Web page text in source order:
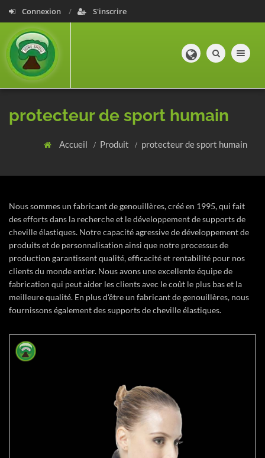
Connexion S'inscrire
Toggle
protecteur de sport humain
Accueil Produit protecteur de sport humain
Nous sommes un fabricant de genouillères, créé en 1995, qui fait
des efforts dans la recherche et le développement de supports de
cheville élastiques. Notre capacité agressive de développement de
produits et de personnalisation ainsi que notre processus de
production garantissent qualité, efficacité et rentabilité pour nos
clients du monde entier. Nous avons une excellente équipe de
fabrication qui peut aider les clients avec le coût le plus bas et la
meilleure qualité. En plus d'être un fabricant de genouillères, nous
fournissons également des supports de cheville élastiques.